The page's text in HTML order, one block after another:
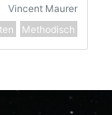
Vincent Maurer
Methodisch